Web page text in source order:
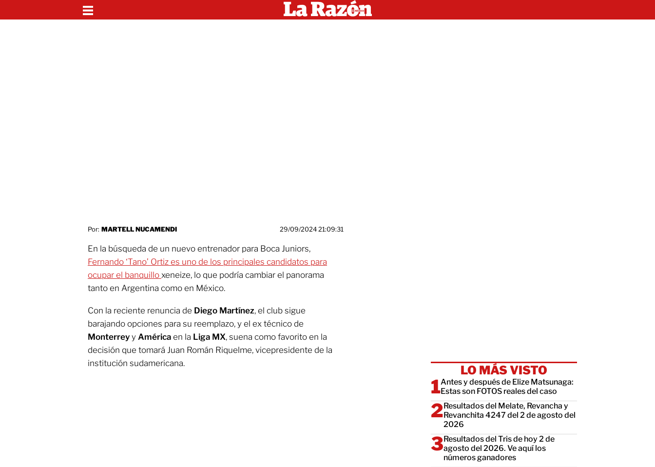
Por: MARTELL NUCAMENDI 29/09/2024 21:09:31
En la búsqueda de un nuevo entrenador para Boca Juniors,
Fernando ‘Tano’ Ortiz es uno de los principales candidatos para
ocupar el banquillo xeneize, lo que podría cambiar el panorama
tanto en Argentina como en México.
Con la reciente renuncia de Diego Martínez, el club sigue
barajando opciones para su reemplazo, y el ex técnico de
Monterrey y América en la Liga MX, suena como favorito en la
decisión que tomará Juan Román Riquelme, vicepresidente de la
institución sudamericana.
LO MÁS VISTO
Antes y después de Elize Matsunaga:
Estas son FOTOS reales del caso
Resultados del Melate, Revancha y
Revanchita 4247 del 2 de agosto del
2026
Resultados del Tris de hoy 2 de
agosto del 2026. Ve aquí los
números ganadores